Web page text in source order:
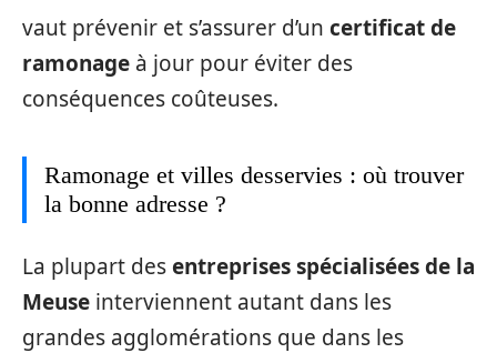
vaut prévenir et s’assurer d’un certificat de
ramonage à jour pour éviter des
conséquences coûteuses.
Ramonage et villes desservies : où trouver
la bonne adresse ?
La plupart desentreprises spécialisées de la
Meuse interviennent autant dans les
grandes agglomérations que dans les